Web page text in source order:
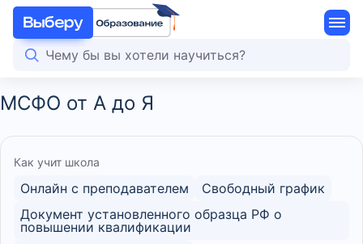
МСФО от А до Я
Как учит школа
Онлайн с преподавателем
Свободный график
Документ установленного образца РФ о
повышении квалификации